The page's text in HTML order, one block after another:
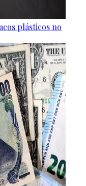
plásticos no